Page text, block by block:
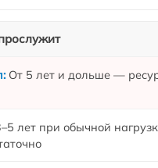
От 5 лет и дольше —
лет при обычной